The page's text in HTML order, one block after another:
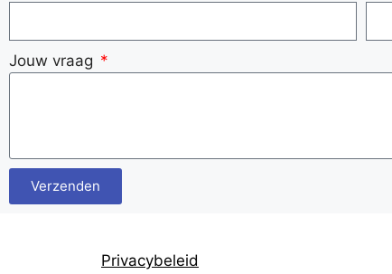
Jouw vraag
Verzenden
Privacybeleid